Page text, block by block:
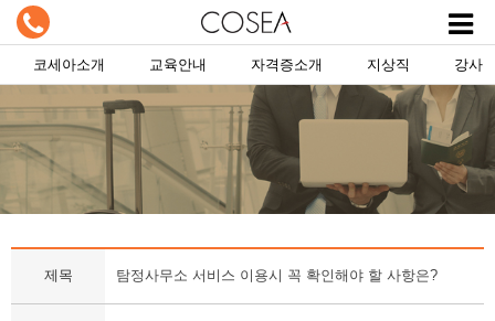
코세아소개 교육안내 자격증소개 지상직 강사
제목 탐정사무소 서비스 이용시 꼭 확인해야 할 사항은?